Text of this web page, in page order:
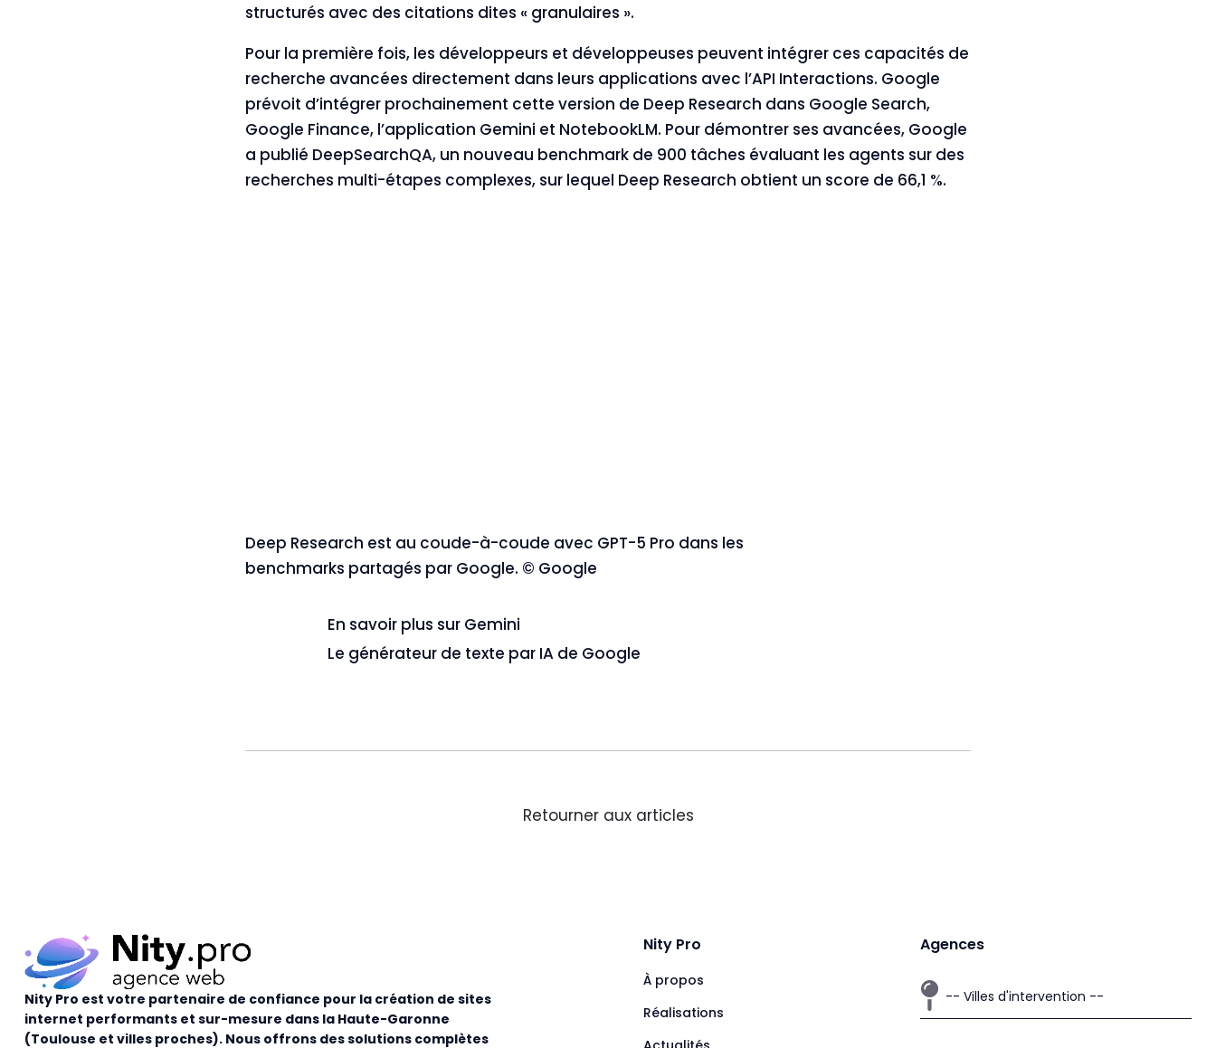
structurés avec des citations dites « granulaires ».
Pour la première fois, les développeurs et développeuses peuvent intégrer ces capacités de
recherche avancées directement dans leurs applications avec l’API Interactions. Google
prévoit d’intégrer prochainement cette version de Deep Research dans Google Search,
Google Finance, l’application Gemini et NotebookLM. Pour démontrer ses avancées, Google
a publié DeepSearchQA, un nouveau benchmark de 900 tâches évaluant les agents sur des
recherches multi-étapes complexes, sur lequel Deep Research obtient un score de 66,1 %.
Deep Research est au coude-à-coude avec GPT-5 Pro dans les
benchmarks partagés par Google. © Google
En savoir plus sur Gemini
Le générateur de texte par IA de Google
Retourner aux articles
Nity Pro est votre partenaire de confiance pour la création de sites
internet performants et sur-mesure dans la Haute-Garonne
(Toulouse et villes proches). Nous offrons des solutions complètes
Nity Pro
À propos
Réalisations
Agences